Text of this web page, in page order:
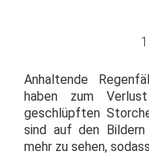
Anhaltende
haben zum
geschlüpften
sind auf den Bildern
mehr zu sehen,